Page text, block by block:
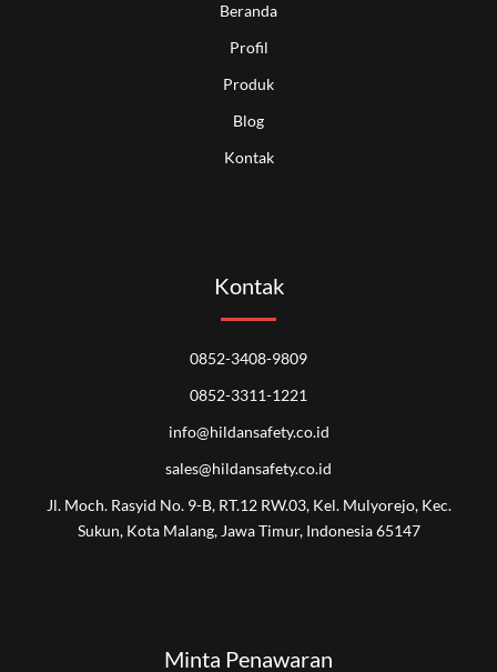
Beranda
Profil
Produk
Blog
Kontak
Kontak
0852-3408-9809
0852-3311-1221
info@hildansafety.co.id
sales@hildansafety.co.id
Jl. Moch. Rasyid No. 9-B, RT.12 RW.03, Kel. Mulyorejo, Kec.
Sukun, Kota Malang, Jawa Timur, Indonesia 65147
Minta Penawaran